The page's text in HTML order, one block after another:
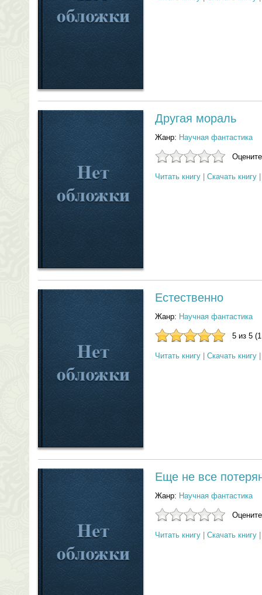
Другая мораль
Жанр: Научная фантастика
Читать книгу Скачать книгу
Естественно
Жанр: Научная фантастика
5 из 5
Читать книгу Скачать книгу
Еще не все
Жанр: Научная фантастика
Читать книгу Скачать книгу